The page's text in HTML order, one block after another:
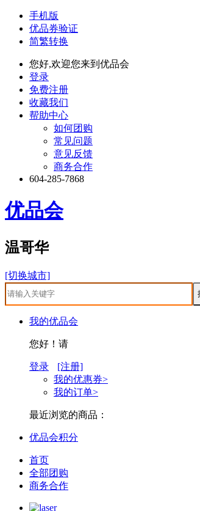
手机版
优品券验证
简繁转换
您好,欢迎您来到优品会
登录
免费注册
收藏我们
帮助中心
如何团购
常见问题
意见反馈
商务合作
604-285-7868
优品会
温哥华
[切换城市]
我的优品会
您好！请
登录
[注册]
我的优惠券>
我的订单>
最近浏览的商品：
优品会积分
首页
全部团购
商务合作